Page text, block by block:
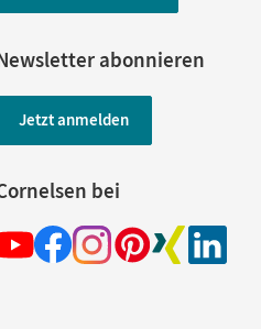
abonnieren
Jetzt anmelden
bei